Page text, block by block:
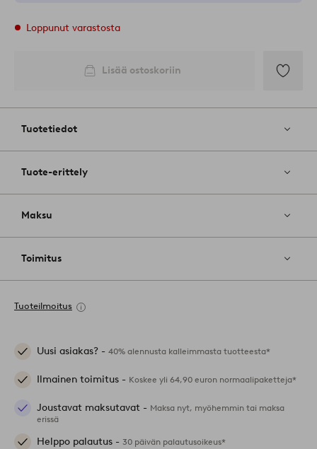
Loppunut varastosta
Lisää ostoskoriin
Tuotetiedot
Tuote-erittely
Maksu
Toimitus
Tuoteilmoitus
Uusi asiakas? - 40% alennusta kalleimmasta tuotteesta*
Ilmainen toimitus - Koskee yli 64,90 euron normaalipaketteja*
Joustavat maksutavat - Maksa nyt, myöhemmin tai maksa
erissä
Helppo palautus - 30 päivän palautusoikeus*